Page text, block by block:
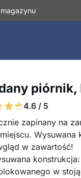
piórnik,
4.6 / 5
zapinany na
w zawartość!
w